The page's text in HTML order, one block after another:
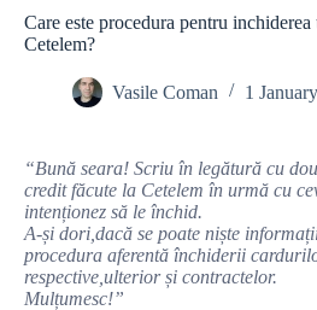
Care este procedura pentru inchiderea
Cetelem?
Vasile Coman 1
“Bună seara! Scriu în legătură cu
credit făcute la Cetelem în urmă cu
intenționez să le închid.
A-și dori,dacă se poate niște
procedura aferentă închiderii
respective,ulterior și contractelor.
Mulțumesc!”